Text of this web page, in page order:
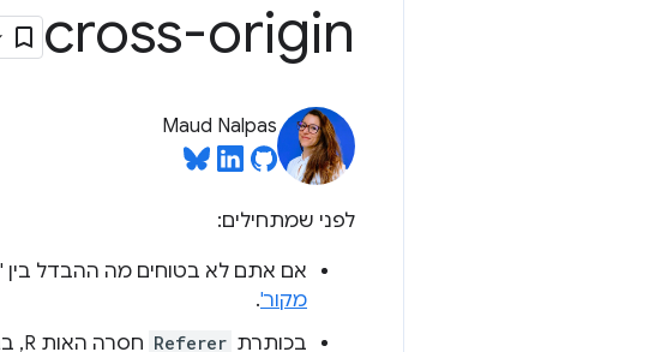
cross-origin
Maud Nalpas
לפני שמתחילים:
אם אתם לא בטוחים מה ההבדל בין
מקור'.
בכותרת Referer חסרה האות R, בגלל שגיאת איות מקורית במפרט. הכותרת